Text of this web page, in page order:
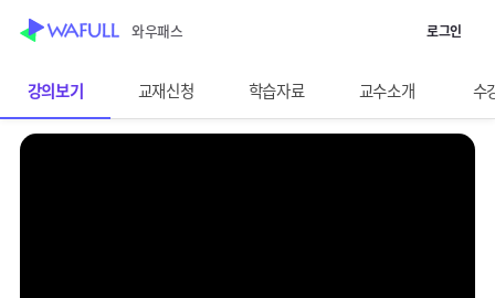
스킵 네비게이션
WASUB 자격증 구독
와우패스 로그인
이전화면보기 FAT 2급
과정정보
수강안내
강의보기 교재신청 학습자료 교수소개 수
선택바